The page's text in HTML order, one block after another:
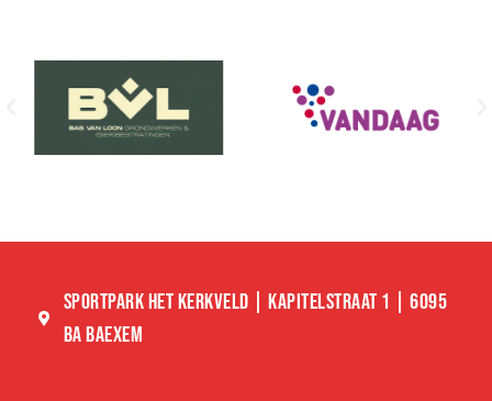
SPORTPARK HET KERKVELD | KAPITELSTRAAT 1 | 6095
BA BAEXEM